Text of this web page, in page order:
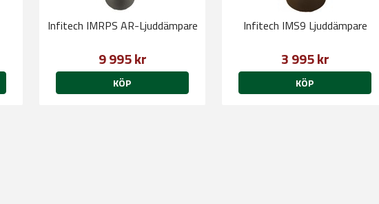
Infitech IMRPS AR-Ljuddämpare
9 995 kr
KÖP
Infitech IMS9 Ljuddämpare
3 995 kr
KÖP